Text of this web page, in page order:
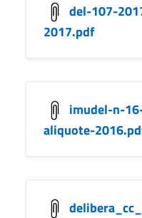
del-107-
2017.pdf
imudel-n-
aliquote-